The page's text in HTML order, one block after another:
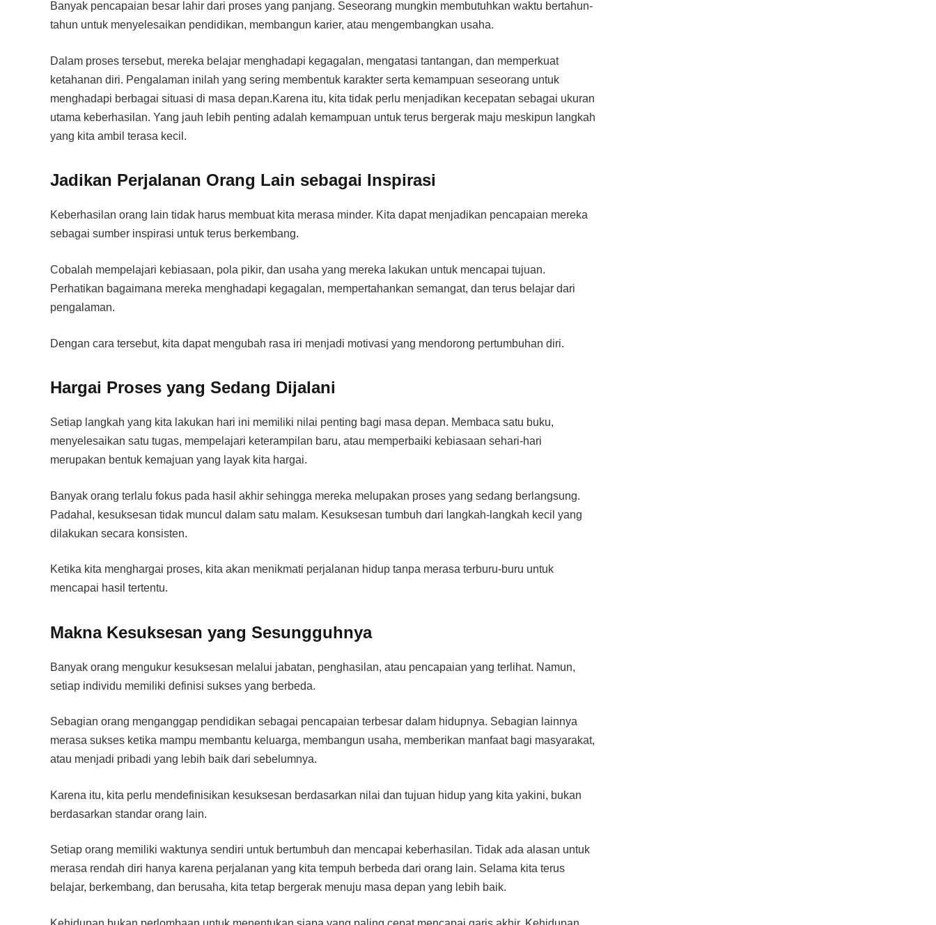
Banyak pencapaian besar lahir dari proses yang panjang. Seseorang mungkin membutuhkan waktu bertahun-
tahun untuk menyelesaikan pendidikan, membangun karier, atau mengembangkan usaha.
Dalam proses tersebut, mereka belajar menghadapi kegagalan, mengatasi tantangan, dan memperkuat
ketahanan diri. Pengalaman inilah yang sering membentuk karakter serta kemampuan seseorang untuk
menghadapi berbagai situasi di masa depan.Karena itu, kita tidak perlu menjadikan kecepatan sebagai ukuran
utama keberhasilan. Yang jauh lebih penting adalah kemampuan untuk terus bergerak maju meskipun langkah
yang kita ambil terasa kecil.
Jadikan Perjalanan Orang Lain sebagai Inspirasi
Keberhasilan orang lain tidak harus membuat kita merasa minder. Kita dapat menjadikan pencapaian mereka
sebagai sumber inspirasi untuk terus berkembang.
Cobalah mempelajari kebiasaan, pola pikir, dan usaha yang mereka lakukan untuk mencapai tujuan.
Perhatikan bagaimana mereka menghadapi kegagalan, mempertahankan semangat, dan terus belajar dari
pengalaman.
Dengan cara tersebut, kita dapat mengubah rasa iri menjadi motivasi yang mendorong pertumbuhan diri.
Hargai Proses yang Sedang Dijalani
Setiap langkah yang kita lakukan hari ini memiliki nilai penting bagi masa depan. Membaca satu buku,
menyelesaikan satu tugas, mempelajari keterampilan baru, atau memperbaiki kebiasaan sehari-hari
merupakan bentuk kemajuan yang layak kita hargai.
Banyak orang terlalu fokus pada hasil akhir sehingga mereka melupakan proses yang sedang berlangsung.
Padahal, kesuksesan tidak muncul dalam satu malam. Kesuksesan tumbuh dari langkah-langkah kecil yang
dilakukan secara konsisten.
Ketika kita menghargai proses, kita akan menikmati perjalanan hidup tanpa merasa terburu-buru untuk
mencapai hasil tertentu.
Makna Kesuksesan yang Sesungguhnya
Banyak orang mengukur kesuksesan melalui jabatan, penghasilan, atau pencapaian yang terlihat. Namun,
setiap individu memiliki definisi sukses yang berbeda.
Sebagian orang menganggap pendidikan sebagai pencapaian terbesar dalam hidupnya. Sebagian lainnya
merasa sukses ketika mampu membantu keluarga, membangun usaha, memberikan manfaat bagi masyarakat,
atau menjadi pribadi yang lebih baik dari sebelumnya.
Karena itu, kita perlu mendefinisikan kesuksesan berdasarkan nilai dan tujuan hidup yang kita yakini, bukan
berdasarkan standar orang lain.
Setiap orang memiliki waktunya sendiri untuk bertumbuh dan mencapai keberhasilan. Tidak ada alasan untuk
merasa rendah diri hanya karena perjalanan yang kita tempuh berbeda dari orang lain. Selama kita terus
belajar, berkembang, dan berusaha, kita tetap bergerak menuju masa depan yang lebih baik.